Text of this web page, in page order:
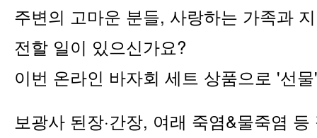
주변의 고마운 분들, 사랑하는 가족과
전할 일이 있으신가요?
이번 온라인 바자회 세트 상품으로 '선
보광사 된장·간장, 여래 죽염&물죽염